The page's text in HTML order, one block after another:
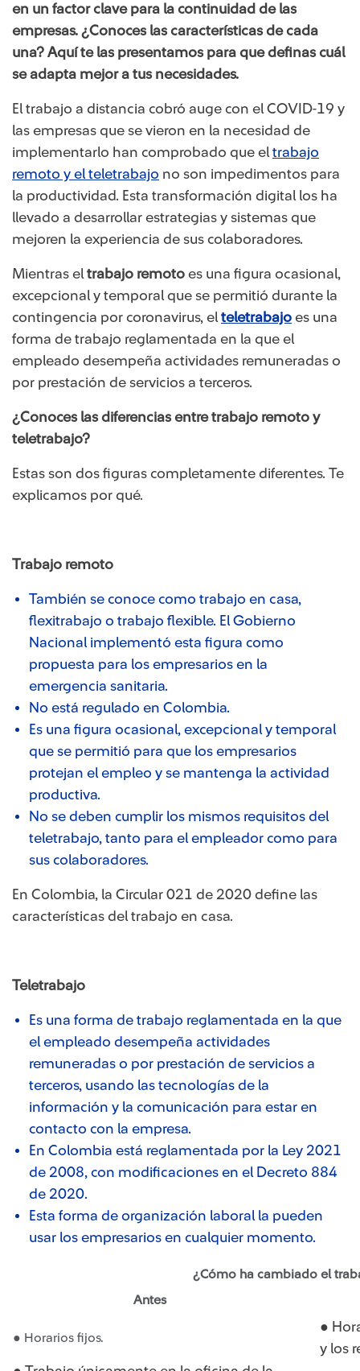
en un factor clave para la continuidad de las
empresas. ¿Conoces las características de cada
una? Aquí te las presentamos para que definas cuál
se adapta mejor a tus necesidades.
El trabajo a distancia cobró auge con el COVID-19 y
las empresas que se vieron en la necesidad de
implementarlo han comprobado que el trabajo
remoto y el teletrabajo no son impedimentos para
la productividad. Esta transformación digital los ha
llevado a desarrollar estrategias y sistemas que
mejoren la experiencia de sus colaboradores.
Mientras el trabajo remoto es una figura ocasional,
excepcional y temporal que se permitió durante la
contingencia por coronavirus, el teletrabajo es una
forma de trabajo reglamentada en la que el
empleado desempeña actividades remuneradas o
por prestación de servicios a terceros.
¿Conoces las diferencias entre trabajo remoto y
teletrabajo?
Estas son dos figuras completamente diferentes. Te
explicamos por qué.
Trabajo remoto
También se conoce como trabajo en casa,
flexitrabajo o trabajo flexible. El Gobierno
Nacional implementó esta figura como
propuesta para los empresarios en la
emergencia sanitaria.
No está regulado en Colombia.
Es una figura ocasional, excepcional y temporal
que se permitió para que los empresarios
protejan el empleo y se mantenga la actividad
productiva.
No se deben cumplir los mismos requisitos del
teletrabajo, tanto para el empleador como para
sus colaboradores.
En Colombia, la Circular 021 de 2020 define las
características del trabajo en casa.
Teletrabajo
Es una forma de trabajo reglamentada en la que
el empleado desempeña actividades
remuneradas o por prestación de servicios a
terceros, usando las tecnologías de la
información y la comunicación para estar en
contacto con la empresa.
En Colombia está reglamentada por la Ley 2021
de 2008, con modificaciones en el Decreto 884
de 2020.
Esta forma de organización laboral la pueden
usar los empresarios en cualquier momento.
¿Cómo ha cambiado el
Antes
● Horarios fijos.
●
y los